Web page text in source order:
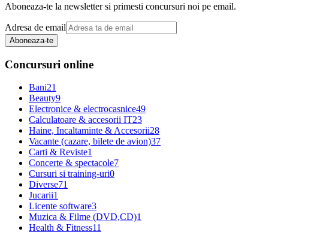
Aboneaza-te la newsletter si primesti concursuri noi pe email.
Adresa de email
Aboneaza-te
Concursuri online
Bani21
Beauty9
Electronice & electrocasnice49
Calculatoare & accesorii IT23
Haine, Incaltaminte & Accesorii28
Vacante (cazare, bilete de avion)37
Carti & Reviste1
Concerte & spectacole7
Cursuri si training-uri0
Diverse71
Jucarii1
Licente software3
Muzica & Filme (DVD,CD)1
Health & Fitness11